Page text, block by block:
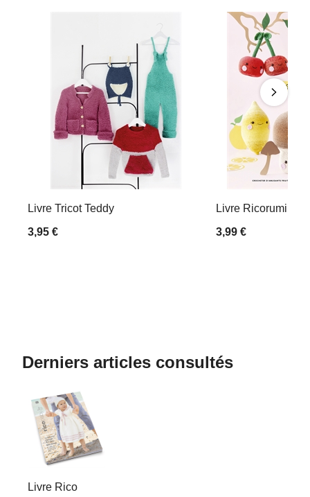
Livre Tricot Teddy
3,95 €
Livre Ricorumi
3,99 €
Derniers articles consultés
Livre Rico